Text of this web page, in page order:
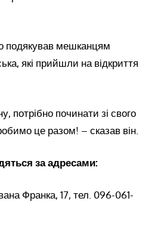
подякував мешканцям
які прийшли на відкриття
потрібно починати зі свого
це разом! – сказав він.
за адресами:
Франка, 17, тел. 096-061-